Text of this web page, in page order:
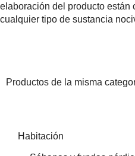
elaboración del producto están
cualquier tipo de sustancia
Productos de la misma
Habitación